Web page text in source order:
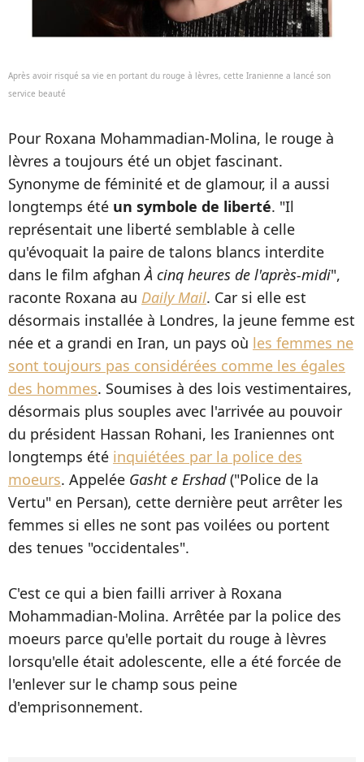
Après avoir risqué sa vie en portant du rouge à lèvres, cette Iranienne a lancé son
service beauté
Pour Roxana Mohammadian-Molina, le rouge à
lèvres a toujours été un objet fascinant.
Synonyme de féminité et de glamour, il a aussi
longtemps été un symbole de liberté. "Il
représentait une liberté semblable à celle
qu'évoquait la paire de talons blancs interdite
dans le film afghanÀ cinq heures de l'après-midi",
raconte Roxana au Daily Mail. Car si elle est
désormais installée à Londres, la jeune femme est
née et a grandi en Iran, un pays où les femmes ne
sont toujours pas considérées comme les égales
des hommes. Soumises à des lois vestimentaires,
désormais plus souples avec l'arrivée au pouvoir
du président Hassan Rohani, les Iraniennes ont
longtemps été inquiétées par la police des
moeurs. Appelée Gasht e Ershad("Police de la
Vertu" en Persan), cette dernière peut arrêter les
femmes si elles ne sont pas voilées ou portent
des tenues "occidentales".
C'est ce qui a bien failli arriver à Roxana
Mohammadian-Molina. Arrêtée par la police des
moeurs parce qu'elle portait du rouge à lèvres
lorsqu'elle était adolescente, elle a été forcée de
l'enlever sur le champ sous peine
d'emprisonnement.